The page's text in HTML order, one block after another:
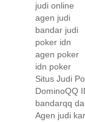
judi online
agen judi
bandar judi
poker idn
agen poker
idn poker
Situs Judi
DominoQQ
bandarqq
Agen judi